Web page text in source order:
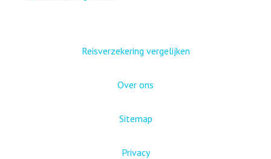
Reisverzekering vergelijken
Over ons
Sitemap
Privacy